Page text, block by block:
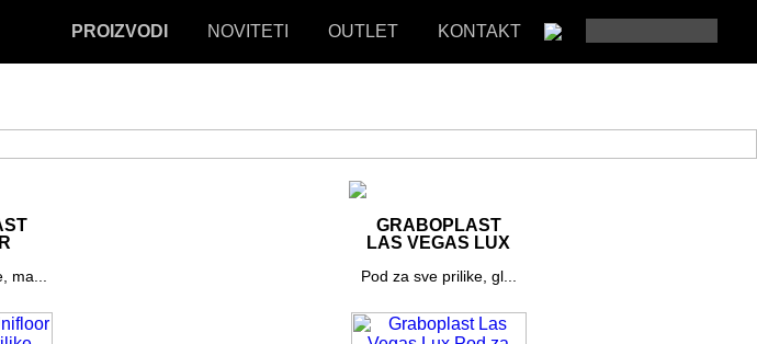
PROIZVODI NOVITETI OUTLET KONTAKT
ma...
GRABOPLAST
LAS VEGAS LUX
Pod za sve prilike, gl...